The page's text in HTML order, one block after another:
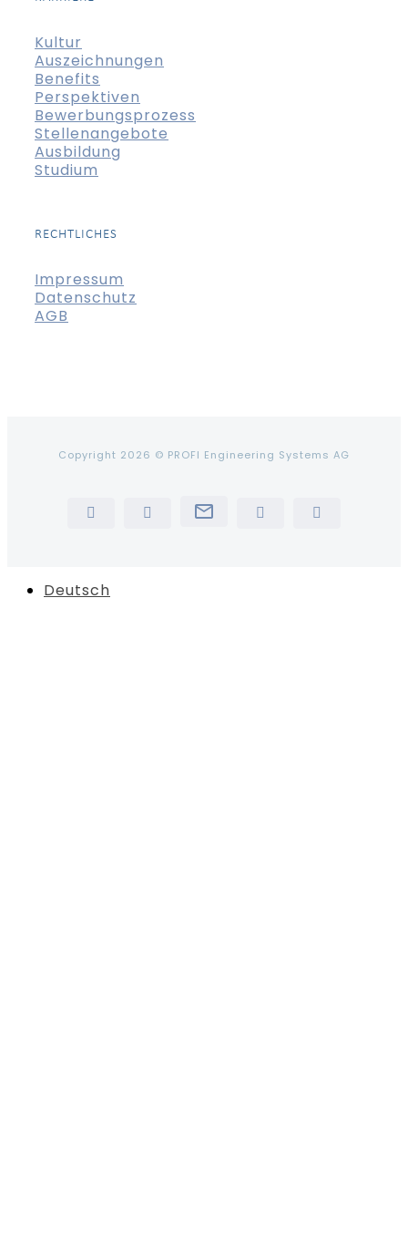
Kultur
Auszeichnungen
Benefits
Perspektiven
Bewerbungsprozess
Stellenangebote
Ausbildung
Studium
RECHTLICHES
Impressum
Datenschutz
AGB
Copyright 2026 © PROFI Engineering Systems AG
LinkedInYouTubeNewsletterInstagramTiktok
Deutsch